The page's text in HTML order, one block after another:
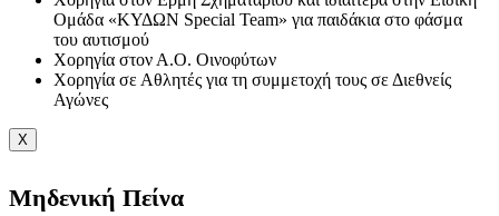
Ομάδα «ΚΥΔΩΝ Special Team» για παιδάκια στο φάσμα
του αυτισμού
Χορηγία στον Α.Ο. Οινοφύτων
Χορηγία σε Αθλητές για τη συμμετοχή τους σε Διεθνείς
Αγώνες
X
Μηδενική Πείνα